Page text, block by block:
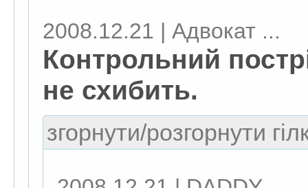
2008.12.21 | Адвокат ...
Контрольний
не схибить.
згорнути/розгорнути